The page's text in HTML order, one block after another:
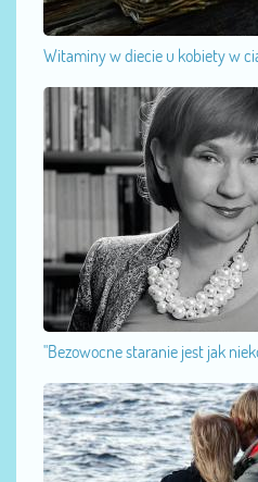
Witaminy w diecie u kobiety w
"Bezowocne staranie jest jak